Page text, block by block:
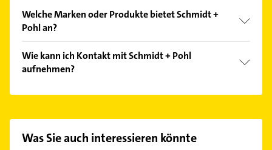
Welche Marken oder Produkte bietet Schmidt +
Pohl an?
Junkers.
Wie kann ich Kontakt mit Schmidt + Pohl
aufnehmen?
finden Sie alleKontaktdaten.
Was Sie auch interessieren könnte